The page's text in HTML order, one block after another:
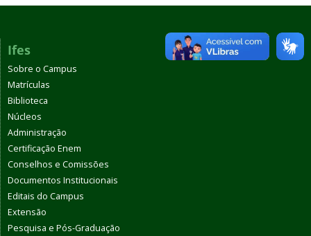
Ifes
Sobre o Campus
Matrículas
Biblioteca
Núcleos
Administração
Certificação Enem
Conselhos e Comissões
Documentos Institucionais
Editais do Campus
Extensão
Pesquisa e Pós-Graduação